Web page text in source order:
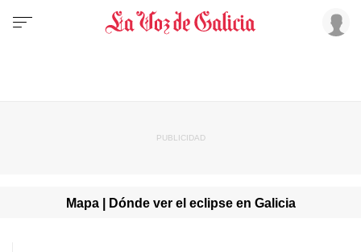
Mapa | Dónde ver el eclipse en Galicia